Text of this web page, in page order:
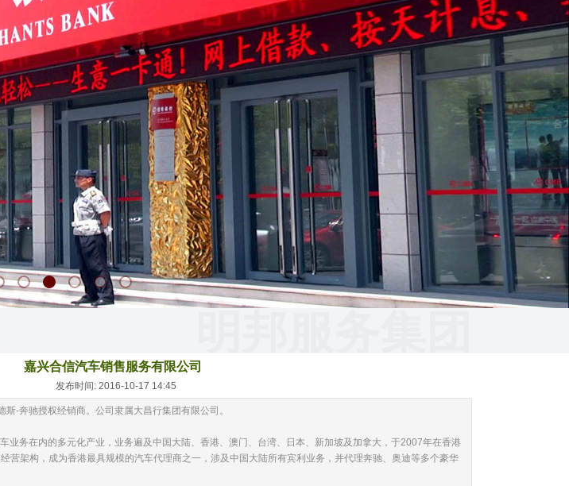
嘉兴合信汽车销售服务有限公司
发布时间: 2016-10-17 14:45
-奔驰授权经销商。公司隶属大昌行集团有限公司。
务在内的多元化产业，业务遍及中国大陆、香港、澳门、台湾、日本、新加坡及加拿大，于2007年在香港
营架构，成为香港最具规模的汽车代理商之一，涉及中国大陆所有宾利业务，并代理奔驰、奥迪等多个豪华